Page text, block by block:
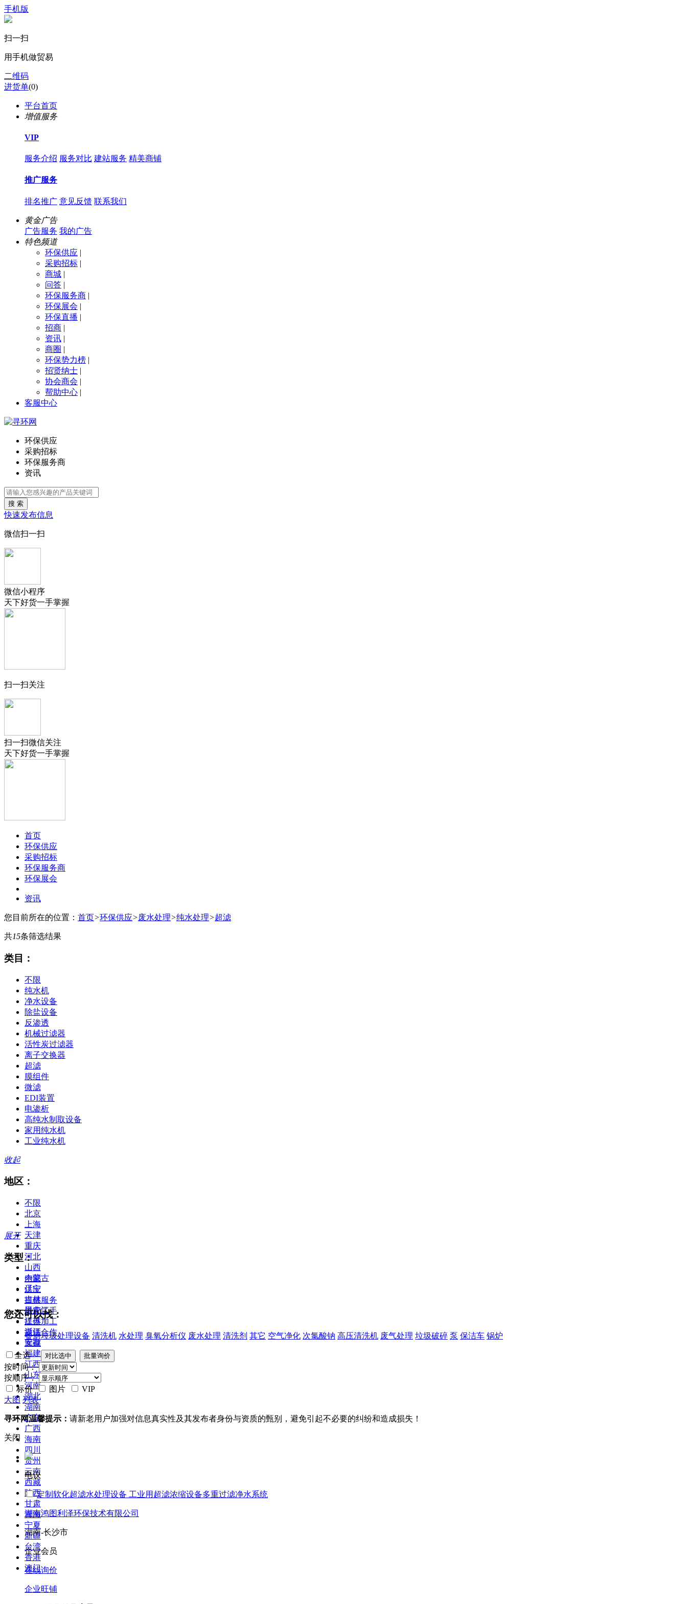
手机版
扫一扫
用手机做贸易
二维码
进货单(0)
平台首页
增值服务
VIP
服务介绍 服务对比 建站服务 精美商铺
推广服务
排名推广 意见反馈 联系我们
黄金广告
广告服务 我的广告
特色频道
环保供应 |
采购招标 |
商城 |
问答 |
环保服务商 |
环保展会 |
环保直播 |
招商 |
资讯 |
商圈 |
环保势力榜 |
招贤纳士 |
协会商会 |
帮助中心 |
客服中心
环保供应
采购招标
环保服务商
资讯
搜 索
快速发布信息
微信扫一扫
微信小程序
天下好货一手掌握
扫一扫关注
扫一扫微信关注
天下好货一手掌握
首页
环保供应
采购招标
环保服务商
环保展会
资讯
您目前所在的位置： 首页>环保供应>废水处理>纯水处理>超滤
共15条筛选结果
类目：
不限
纯水机
净水设备
除盐设备
反渗透
机械过滤器
活性炭过滤器
离子交换器
超滤
膜组件
微滤
EDI装置
电渗析
高纯水制取设备
家用纯水机
工业纯水机
收起
地区：
不限
北京
上海
天津
重庆
河北
山西
内蒙古
辽宁
吉林
黑龙江
江苏
浙江
安徽
福建
江西
山东
河南
湖北
湖南
广东
广西
海南
四川
贵州
云南
西藏
陕西
甘肃
青海
宁夏
新疆
台湾
香港
澳门
展开
类型：
全部
供应
提供服务
供应二手
提供加工
提供合作
库存
您还可以找：
餐厨垃圾处理设备 清洗机 水处理 臭氧分析仪 废水处理 清洗剂 其它 空气净化 次氯酸钠 高压清洗机 废气处理 垃圾破碎 泵 保洁车 锅炉
全选
按时间：
按顺序：
标价
图片
VIP
大图 列表
寻环网温馨提示： 请新老用户加强对信息真实性及其发布者身份与资质的甄别，避免引起不必要的纠纷和造成损失！
关闭
电议
定制软化超滤水处理设备 工业用超滤浓缩设备多重过滤净水系统
湖南鸿图利泽环保技术有限公司
湖南-长沙市
企业会员
在线询价
企业旺铺